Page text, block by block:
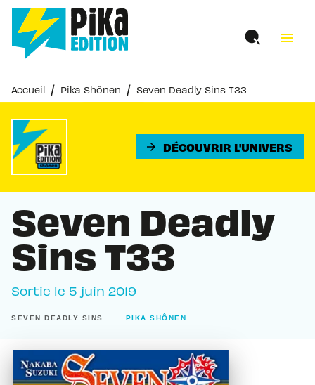
MENU RECHERCHE
PIED DE PAGE
menu
Accueil / Pika Shônen / Seven Deadly Sins T33
arrow_forward DÉCOUVRIR L'UNIVERS
Seven Deadly
Sins T33
Sortie le 5 juin 2019
SEVEN DEADLY SINS PIKA SHÔNEN